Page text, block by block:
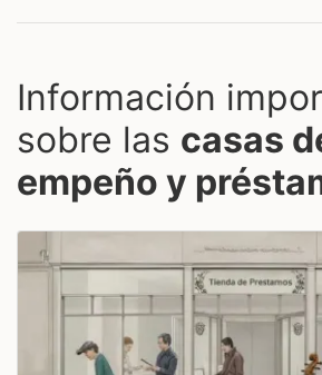
Información
sobre las casas
empeño y